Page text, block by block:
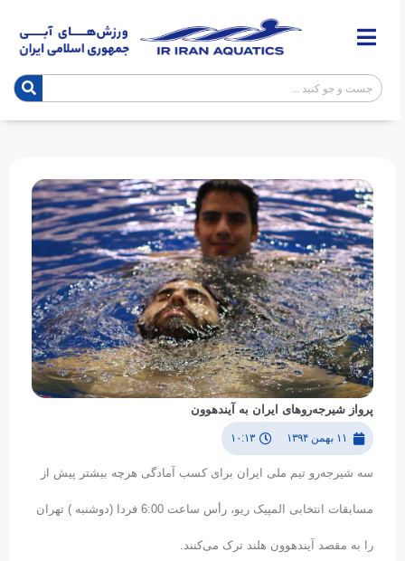
پرواز شیرجه‌روهای ایران به آیندهوون
۱۱ بهمن ۱۳۹۴ ۱۰:۱۳
سه شیرجه‌رو تیم ملی ایران برای کسب آمادگی هرچه بیشتر پیش از
مسابقات انتخابی المپیک ریو، رأس ساعت 6:00 فردا (دوشنبه ) تهران
را به مقصد آیندهوون هلند ترک می‌کنند.